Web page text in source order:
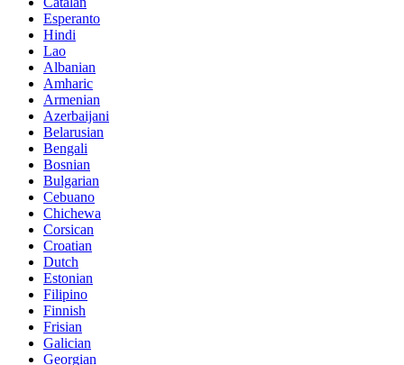
Esperanto
Hindi
Lao
Albanian
Amharic
Armenian
Azerbaijani
Belarusian
Bengali
Bosnian
Bulgarian
Cebuano
Chichewa
Corsican
Croatian
Dutch
Estonian
Filipino
Finnish
Frisian
Galician
Georgian